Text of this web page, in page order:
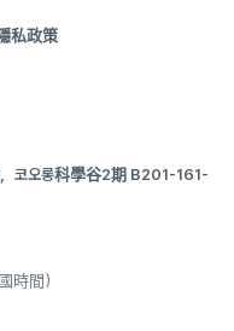
私政策
코오롱科學谷2期 B201-161-
時間）